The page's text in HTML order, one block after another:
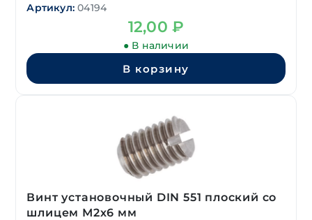
Артикул: 04194
12,00 ₽
● В наличии
В корзину
Винт установочный DIN 551 плоский со
шлицем М2х6 мм